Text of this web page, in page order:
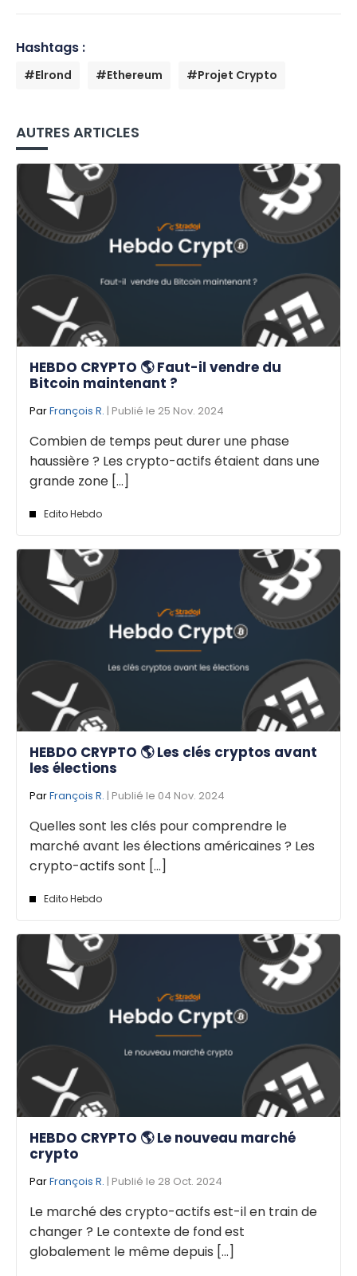
Hashtags :
#Elrond #Ethereum #Projet Crypto
AUTRES ARTICLES
HEBDO CRYPTO 🌎 Faut-il vendre du
Bitcoin maintenant ?
ParFrançois R. | Publié le 25 Nov. 2024
Combien de temps peut durer une phase
haussière ? Les crypto-actifs étaient dans une
grande zone [...]
Edito Hebdo
HEBDO CRYPTO 🌎 Les clés cryptos avant
les élections
ParFrançois R. | Publié le 04 Nov. 2024
Quelles sont les clés pour comprendre le
marché avant les élections américaines ? Les
crypto-actifs sont [...]
Edito Hebdo
HEBDO CRYPTO 🌎 Le nouveau marché
crypto
ParFrançois R. | Publié le 28 Oct. 2024
Le marché des crypto-actifs est-il en train de
changer ? Le contexte de fond est
globalement le même depuis [...]